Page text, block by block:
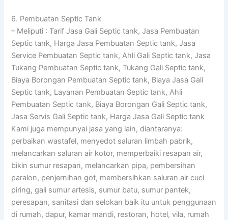
6. Pembuatan Septic Tank
– Meliputi : Tarif Jasa Gali Septic tank, Jasa Pembuatan
Septic tank, Harga Jasa Pembuatan Septic tank, Jasa
Service Pembuatan Septic tank, Ahli Gali Septic tank, Jasa
Tukang Pembuatan Septic tank, Tukang Gali Septic tank,
Biaya Borongan Pembuatan Septic tank, Biaya Jasa Gali
Septic tank, Layanan Pembuatan Septic tank, Ahli
Pembuatan Septic tank, Biaya Borongan Gali Septic tank,
Jasa Servis Gali Septic tank, Harga Jasa Gali Septic tank
Kami juga mempunyai jasa yang lain, diantaranya:
perbaikan wastafel, menyedot saluran limbah pabrik,
melancarkan saluran air kotor, memperbaiki resapan air,
bikin sumur resapan, melancarkan pipa, pembersihan
paralon, penjernihan got, membersihkan saluran air cuci
piring, gali sumur artesis, sumur batu, sumur pantek,
peresapan, sanitasi dan selokan baik itu untuk penggunaan
di rumah, dapur, kamar mandi, restoran, hotel, vila, rumah